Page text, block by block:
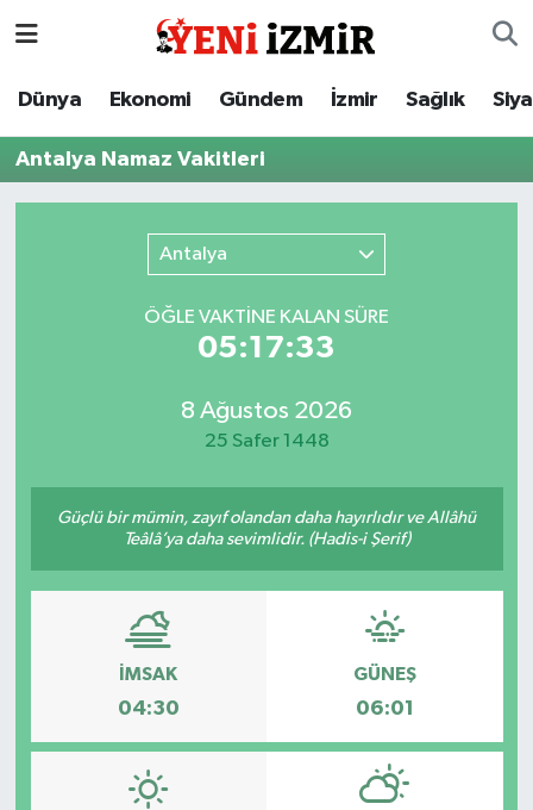
Dünya Ekonomi Gündem İzmir Sağlık
Antalya Namaz Vakitleri
Antalya
ÖĞLE VAKTİNE KALAN SÜRE
05:17:33
8 Ağustos 2026
25 Safer 1448
Güçlü bir mümin, zayıf olandan daha hayırlıdır ve Allâhü
Teâlâ’ya daha sevimlidir. (Hadis-i Şerif)
İMSAK
04:30
GÜNEŞ
06:01
Dünya
Ekonomi
Resmi İlanlar
Spor
Teknoloji
Tatil ve Seyahat
Çevre
İzmir Nöbetçi Eczaneler
İzmir Hava Durumu
İzmir Trafik Yoğunluk Haritası
Süper Lig Puan Durumu ve Fikstür
Haber Arşivi